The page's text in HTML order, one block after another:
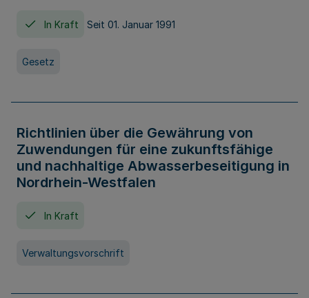
In Kraft Seit 01. Januar 1991
Gesetz
Richtlinien über die Gewährung von
Zuwendungen für eine zukunftsfähige
und nachhaltige Abwasserbeseitigung in
Nordrhein-Westfalen
In Kraft
Verwaltungsvorschrift